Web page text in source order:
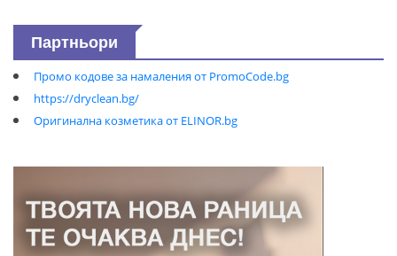
Партньори
Промо кодове за намаления от PromoCode.bg
https://dryclean.bg/
Оригинална козметика от ELINOR.bg